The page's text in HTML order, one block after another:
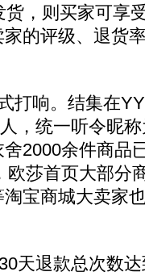
，则买家可享
的评级、退货
响。结集在YY
，统一听令昵称
2000余件商品
莎首页大部分
宝商城大卖家
退款总次数达